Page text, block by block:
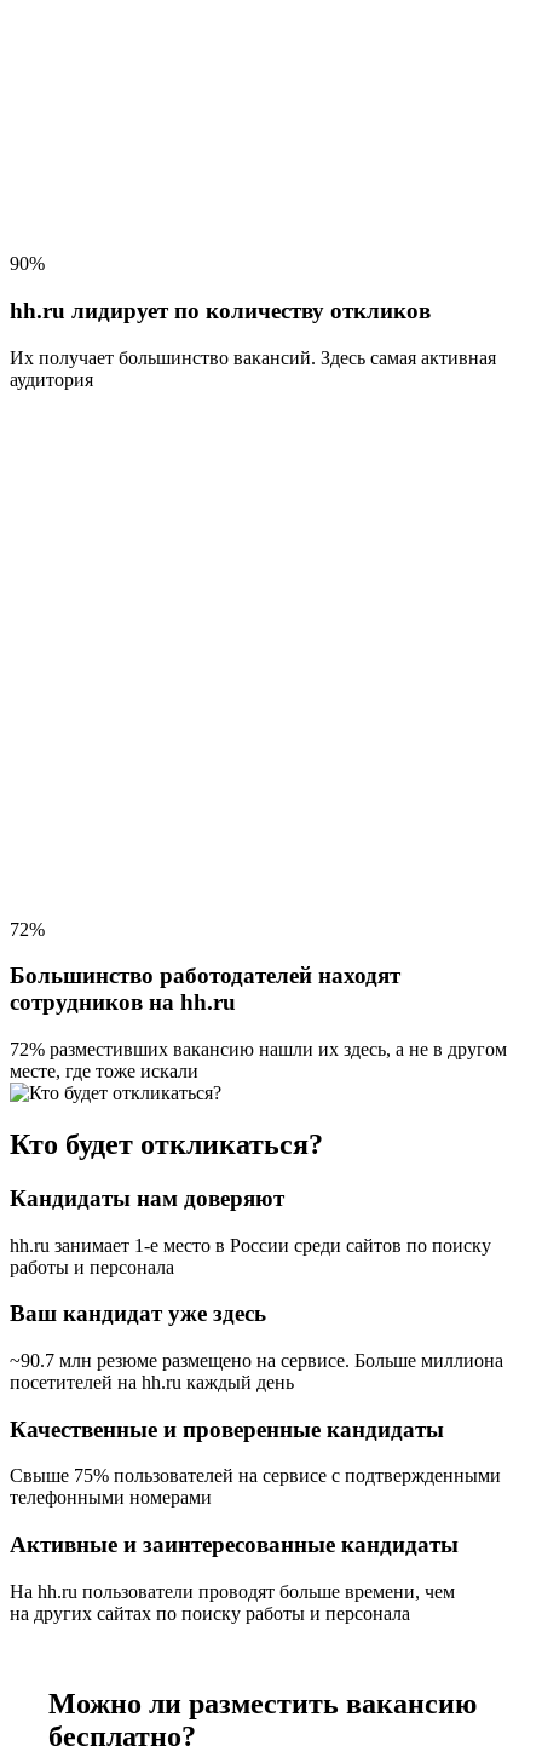
90%
hh.ru лидирует по количеству откликов
Их получает большинство вакансий. Здесь самая активная
аудитория
72%
Большинство работодателей находят
сотрудников на hh.ru
72% разместивших вакансию нашли их здесь, а не в другом
месте, где тоже искали
Кто будет откликаться?
Кандидаты нам доверяют
hh.ru занимает 1-е место в России среди сайтов по поиску
работы и персонала
Ваш кандидат уже здесь
~90.7 млн резюме размещено на сервисе. Больше миллиона
посетителей на hh.ru каждый день
Качественные и проверенные кандидаты
Свыше 75% пользователей на сервисе с подтвержденными
телефонными номерами
Активные и заинтересованные кандидаты
На hh.ru пользователи проводят больше времени, чем
на других сайтах по поиску работы и персонала
Можно ли разместить вакансию
бесплатно?